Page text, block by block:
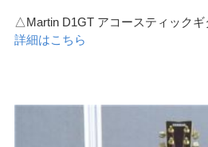
△Martin D1GT アコースティックギ
詳細はこちら